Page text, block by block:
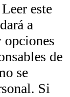
este
a
opciones
de
se
Si